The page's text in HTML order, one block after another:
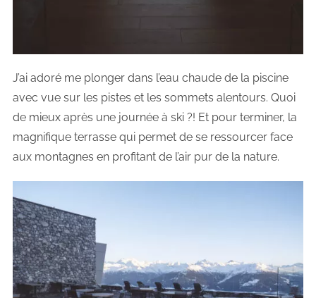
J’ai adoré me plonger dans l’eau chaude de la piscine
avec vue sur les pistes et les sommets alentours. Quoi
de mieux après une journée à ski ?! Et pour terminer, la
magnifique terrasse qui permet de se ressourcer face
aux montagnes en profitant de l’air pur de la nature.